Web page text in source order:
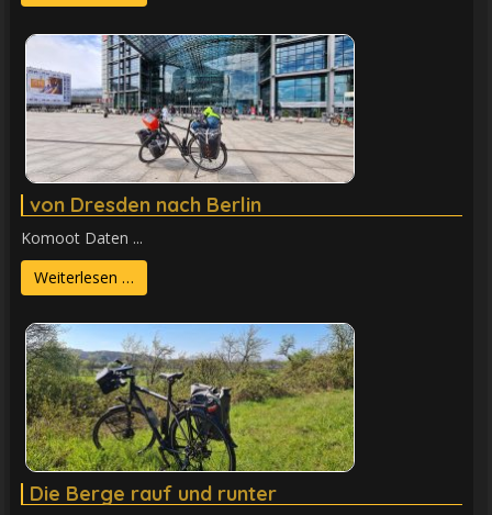
von Dresden nach Berlin
Komoot Daten ...
Weiterlesen …
Die Berge rauf und runter